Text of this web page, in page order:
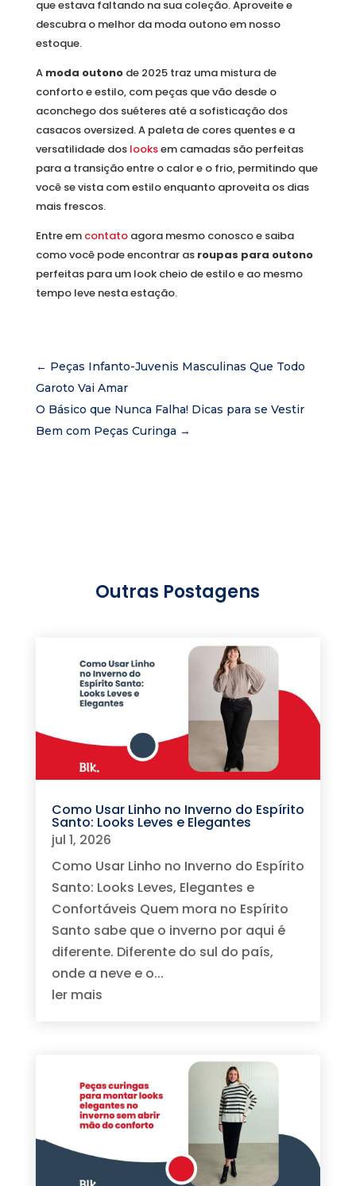
que estava faltando na sua coleção. Aproveite e
descubra o melhor da moda outono em nosso
estoque.
A moda outonode 2025 traz uma mistura de
conforto e estilo, com peças que vão desde o
aconchego dos suéteres até a sofisticação dos
casacos oversized. A paleta de cores quentes e a
versatilidade dos looksem camadas são perfeitas
para a transição entre o calor e o frio, permitindo que
você se vista com estilo enquanto aproveita os dias
mais frescos.
Entre em contatoagora mesmo conosco e saiba
como você pode encontrar as roupas para outono
perfeitas para um look cheio de estilo e ao mesmo
tempo leve nesta estação.
← Peças Infanto-Juvenis Masculinas Que Todo
Garoto Vai Amar
O Básico que Nunca Falha! Dicas para se Vestir
Bem com Peças Curinga →
Outras Postagens
Como Usar Linho no Inverno do Espírito
Santo: Looks Leves e Elegantes
jul 1, 2026
Como Usar Linho no Inverno do Espírito
Santo: Looks Leves, Elegantes e
Confortáveis Quem mora no Espírito
Santo sabe que o inverno por aqui é
diferente. Diferente do sul do país,
onde a neve e o...
ler mais